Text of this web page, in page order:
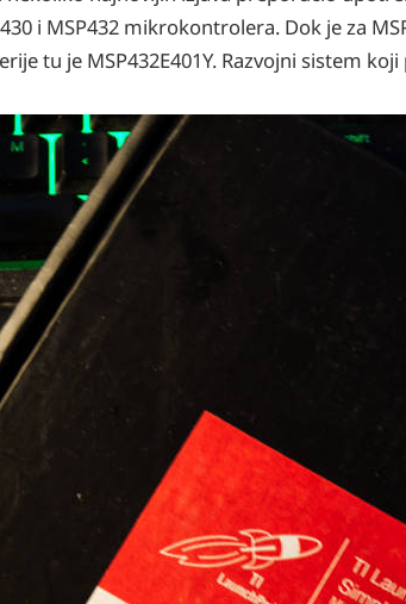
i MSP432 mikrokontrolera. Dok je za
tu je MSP432E401Y. Razvojni sistem